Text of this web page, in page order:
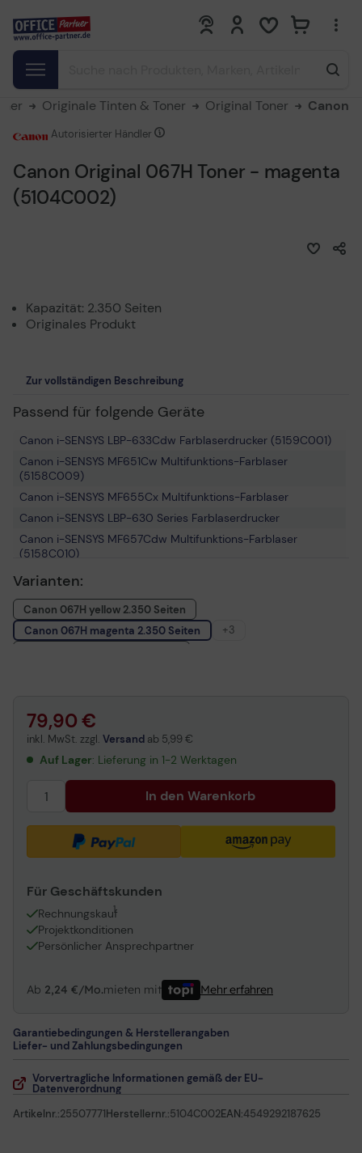
0 0
Originale Tinten & Toner Original Toner Canon
Canon Original 067H Toner - magenta
(5104C002)
Autorisierter Händler
Kapazität: 2.350 Seiten
Originales Produkt
Zur vollständigen Beschreibung
Passend für folgende Geräte
Canon i-SENSYS LBP-633Cdw Farblaserdrucker (5159C001)
Canon i-SENSYS MF651Cw Multifunktions-Farblaser
(5158C009)
Canon i-SENSYS MF655Cx Multifunktions-Farblaser
Canon i-SENSYS LBP-630 Series Farblaserdrucker
Canon i-SENSYS MF657Cdw Multifunktions-Farblaser
(5158C010)
Canon i-SENSYS MF650 Series Multifunktions-Farblaser
Canon i-SENSYS MF655Cdw Multifunktions-Farblaser
(5158C004)
Canon i-SENSYS LBP-631Cw Farblaserdrucker (5159C004)
Varianten:
Canon 067H yellow 2.350 Seiten
Canon 067H magenta 2.350 Seiten
+3
79,90 €
inkl. MwSt. zzgl. Versand ab 5,99 €
Auf Lager: Lieferung in 1-2 Werktagen
In den Warenkorb
Für Geschäftskunden
Rechnungskauf
1
Projektkonditionen
Persönlicher Ansprechpartner
Ab 2,24 €/Mo.mieten mit Mehr erfahren
Garantiebedingungen & Herstellerangaben
Liefer- und Zahlungsbedingungen
Vorvertragliche Informationen gemäß der EU-
Datenverordnung
Artikelnr.:25507771Herstellernr.:5104C002EAN:4549292187625